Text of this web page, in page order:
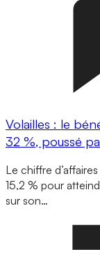
Volailles : le
32 %, poussé
Le chiffre
15,2 % pour
sur son…